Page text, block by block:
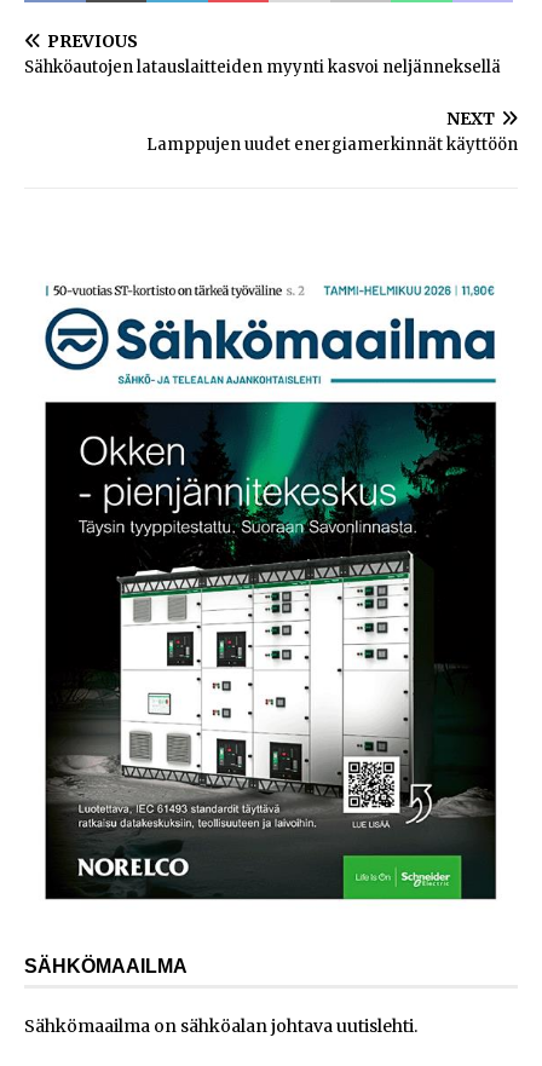
PREVIOUS
Sähköautojen latauslaitteiden myynti kasvoi neljänneksellä
NEXT
Lamppujen uudet energiamerkinnät käyttöön
SÄHKÖMAAILMA
Sähkömaailma on sähköalan johtava uutislehti.